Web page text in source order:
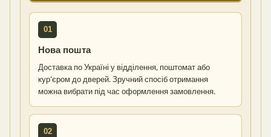
01
Нова пошта
Доставка по Україні у відділення, поштомат або
кур’єром до дверей. Зручний спосіб отримання
можна вибрати під час оформлення замовлення.
02